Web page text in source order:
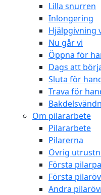
Lilla snurren
Inlongering
Hjälpgivning
Nu går vi
Öppna för
Dags att
Sluta för
Trava för
Om pilararbete
Pilararbete
Pilarerna
Övrig
Första
Första
Andra